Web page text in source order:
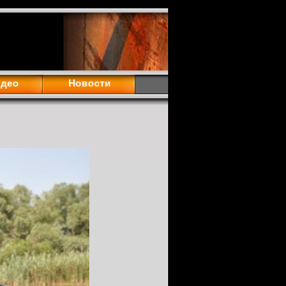
Новости